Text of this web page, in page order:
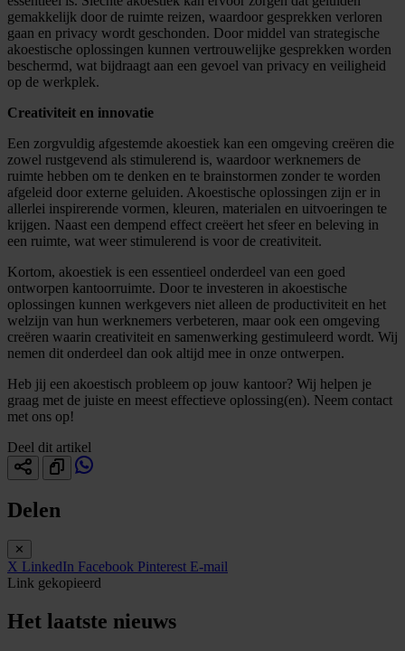
gemakkelijk door de ruimte reizen, waardoor gesprekken verloren
gaan en privacy wordt geschonden. Door middel van strategische
akoestische oplossingen kunnen vertrouwelijke gesprekken worden
beschermd, wat bijdraagt aan een gevoel van privacy en veiligheid
op de werkplek.
Creativiteit en innovatie
Een zorgvuldig afgestemde akoestiek kan een omgeving creëren die
zowel rustgevend als stimulerend is, waardoor werknemers de
ruimte hebben om te denken en te brainstormen zonder te worden
afgeleid door externe geluiden. Akoestische oplossingen zijn er in
allerlei inspirerende vormen, kleuren, materialen en uitvoeringen te
krijgen. Naast een dempend effect creëert het sfeer en beleving in
een ruimte, wat weer stimulerend is voor de creativiteit.
Kortom, akoestiek is een essentieel onderdeel van een goed
ontworpen kantoorruimte. Door te investeren in akoestische
oplossingen kunnen werkgevers niet alleen de productiviteit en het
welzijn van hun werknemers verbeteren, maar ook een omgeving
creëren waarin creativiteit en samenwerking gestimuleerd wordt. Wij
nemen dit onderdeel dan ook altijd mee in onze ontwerpen.
Heb jij een akoestisch probleem op jouw kantoor? Wij helpen je
graag met de juiste en meest effectieve oplossing(en). Neem contact
met ons op!
Deel dit artikel
Delen
✕
X LinkedIn Facebook Pinterest E-mail
Link gekopieerd
Het laatste nieuws